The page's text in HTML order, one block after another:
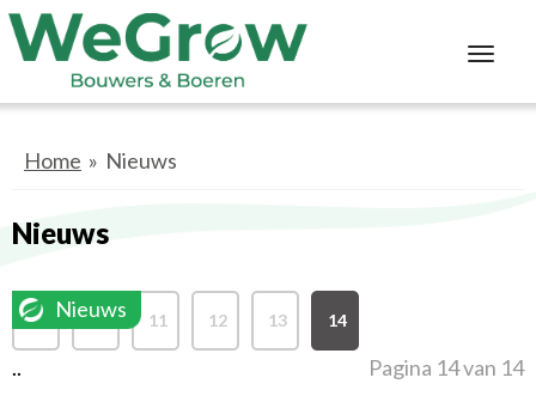
Home » Nieuws
Nieuws
1
..
10 11 12 13 14
Pagina 14 van 14
Nieuws